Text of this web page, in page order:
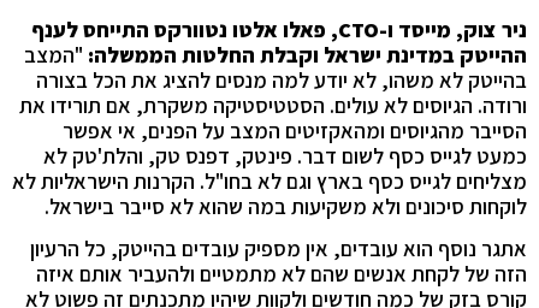
ניר צוק, מייסד ו-CTO, פאלו אלטו נטוורקס התייחס לענף
ההייטק במדינת ישראל וקבלת החלטות הממשלה: "המצב
בהייטק לא משהו, לא יודע למה מנסים להציג את הכל בצורה
ורודה. הגיוסים לא עולים. הסטטיסטיקה משקרת, אם תורידו את
הסייבר מהגיוסים ומהאקזיטים המצב על הפנים, אי אפשר
כמעט לגייס כסף לשום דבר. פינטק, דפנס טק, והלת'טק לא
מצליחים לגייס כסף בארץ וגם לא בחו"ל. הקרנות הישראליות לא
לוקחות סיכונים ולא משקיעות במה שהוא לא סייבר בישראל.
אתגר נוסף הוא עובדים, אין מספיק עובדים בהייטק, כל הרעיון
הזה של לקחת אנשים שהם לא מתמטיים ולהעביר אותם איזה
קורס בזק של כמה חודשים ולקוות שיהיו מתכנתים זה פשוט לא